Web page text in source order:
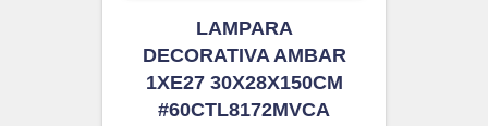
LAMPARA
DECORATIVA AMBAR
1XE27 30X28X150CM
#60CTL8172MVCA